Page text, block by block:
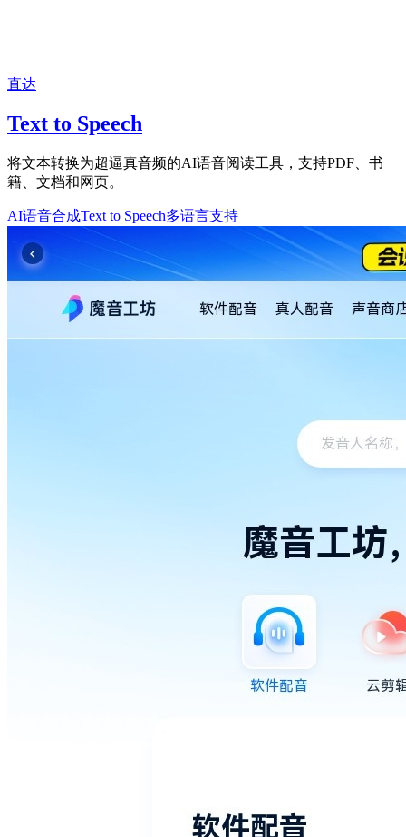
直达
Text to Speech
将文本转换为超逼真音频的AI语音阅读工具，支持PDF、书
籍、文档和网页。
AI语音合成Text to Speech多语言支持